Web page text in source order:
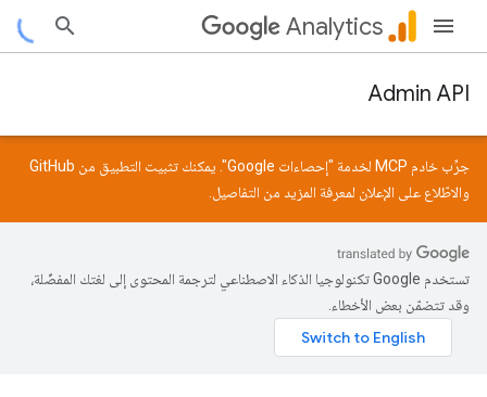
Analytics
Admin API
جرِّب خادم MCP لخدمة "إحصاءات Google". يمكنك تثبيت التطبيق من
GitHub
والاطّلاع على الإعلان لمعرفة المزيد من التفاصيل.
تستخدم Google تكنولوجيا الذكاء الاصطناعي لترجمة المحتوى إلى لغتك المفضّلة،
وقد تتضمّن بعض الأخطاء.